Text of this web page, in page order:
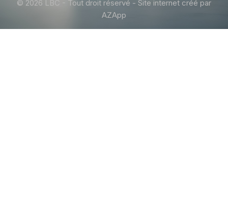
© 2026 LBC - Tout droit réservé - Site internet créé par
AZApp